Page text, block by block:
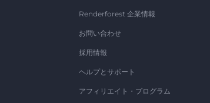
Renderforest 企業情報
お問い合わせ
採用情報
ヘルプとサポート
アフィリエイト・プログラム